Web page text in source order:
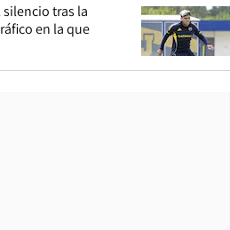
tras la
en la que